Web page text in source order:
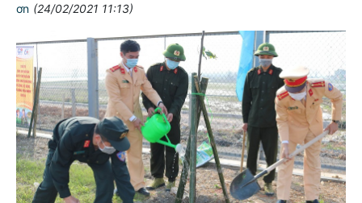
ơn (24/02/2021 11:13)